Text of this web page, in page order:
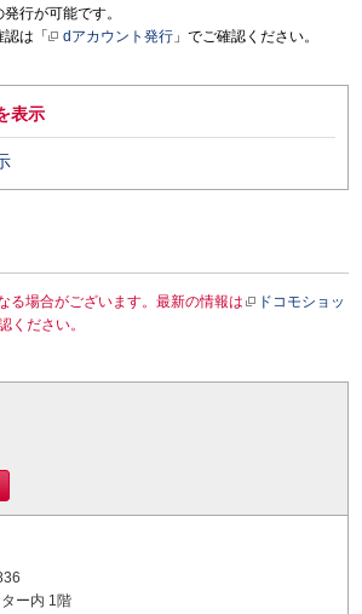
行が可能です。
は「
dアカウント発行 」でご確認ください。
表示
る場合がございます。最新の情報は
ドコモショッ
ください。
ー内 1階